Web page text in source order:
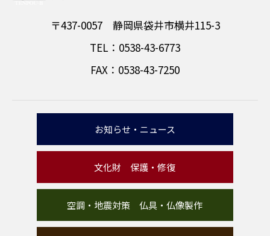
〒437-0057 静岡県袋井市横井115-3
TEL：0538-43-6773
FAX：0538-43-7250
お知らせ・ニュース
文化財 保護・修復
空調・地震対策 仏具・仏像製作